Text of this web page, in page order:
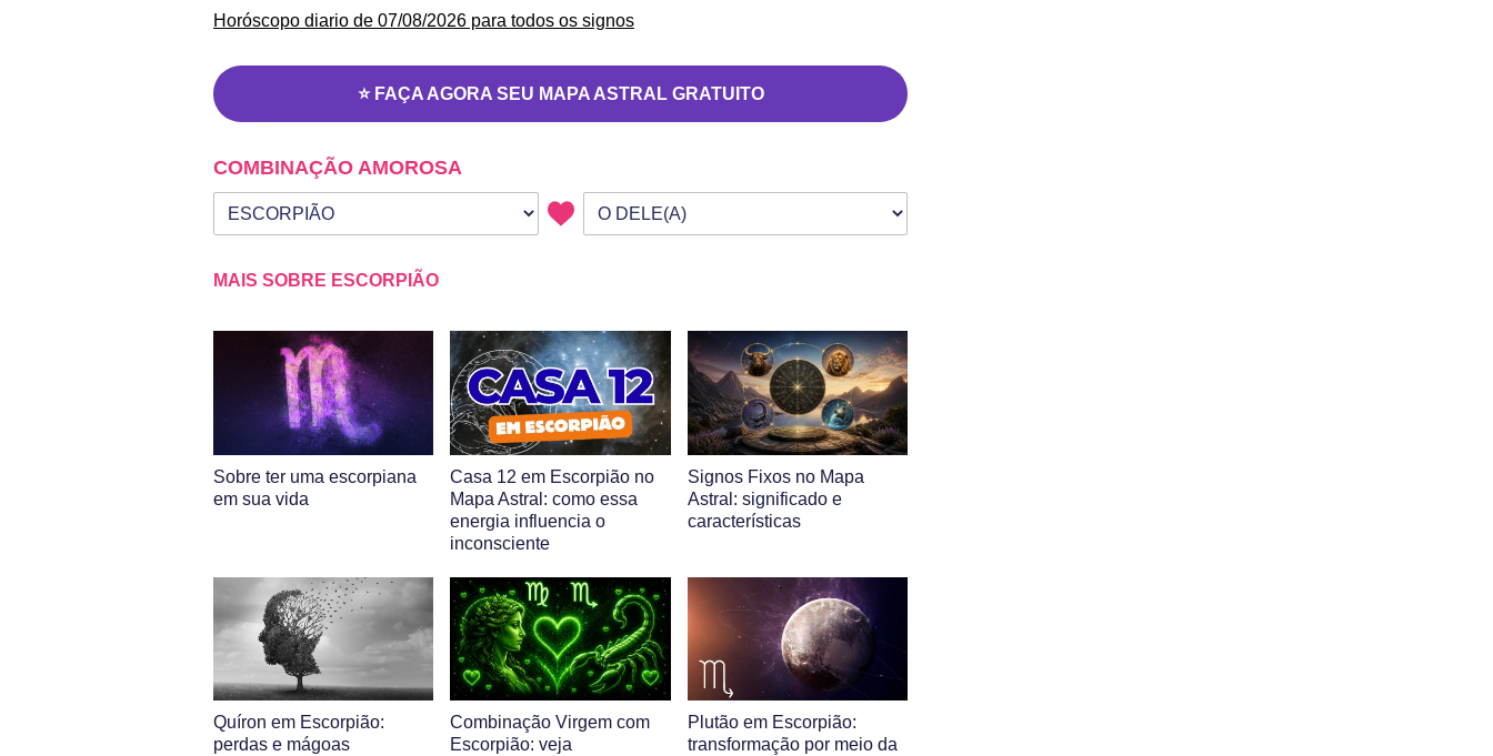
Horóscopo diario de 07/08/2026 para todos os signos
⭐ FAÇA AGORA SEU MAPA ASTRAL GRATUITO
COMBINAÇÃO AMOROSA
Seu signo
Signo da outra pessoa
MAIS SOBRE ESCORPIÃO
Sobre ter uma escorpiana
em sua vida
Casa 12 em Escorpião no
Mapa Astral: como essa
energia influencia o
inconsciente
Signos Fixos no Mapa
Astral: significado e
características
Quíron em Escorpião:
perdas e mágoas
Combinação Virgem com
Escorpião: veja
Plutão em Escorpião:
transformação por meio da